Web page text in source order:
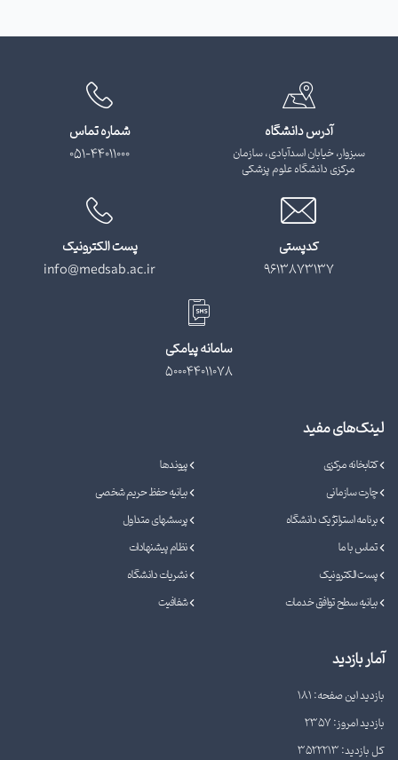
آدرس دانشگاه
سبزوار، خیابان اسدآبادی، سازمان
مرکزی دانشگاه علوم پزشکی
شماره تماس
051-44011000
کدپستی
9613873137
پست الکترونیک
info@medsab.ac.ir
سامانه پیامکی
500044011078
لینک‌های مفید
کتابخانه مرکزی
پیوندها
چارت سازمانی
بیانیه حفظ حریم شخصی
برنامه استراتژیک دانشگاه
پرسشهای متداول
تماس با ما
نظام پیشنهادات
پست الکترونیک
نشریات دانشگاه
بیانیه سطح توافق خدمات
شفافیت
آمار بازدید
بازدید این صفحه: 181
بازدید امروز: 2357
کل بازدید: 3522213